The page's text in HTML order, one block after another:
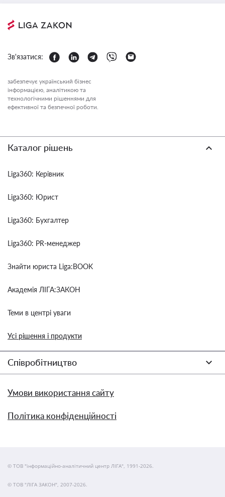
Зв'язатися:
забезпечує український бізнес
інформацією, аналітикою та
технологічними рішеннями для
ефективної та безпечної роботи.
Каталог рішень
Liga360: Керівник
Liga360: Юрист
Liga360: Бухгалтер
Liga360: PR-менеджер
Знайти юриста Liga:BOOK
Академія ЛІГА:ЗАКОН
Теми в центрі уваги
Усі рішення і продукти
Співробітництво
Умови використання сайту
Політика конфіденційності
© ТОВ "інформаційно-аналітичний центр ЛІГА", 1991-2026.
© ТОВ "ЛІГА ЗАКОН", 2007-2026.